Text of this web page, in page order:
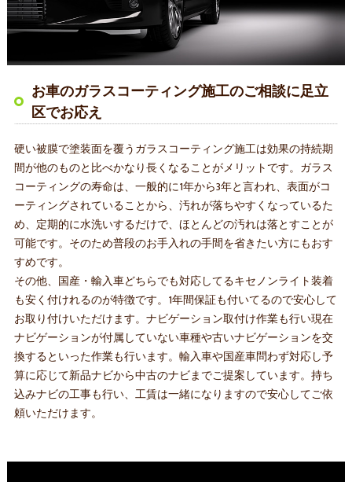
お車のガラスコーティング施工のご相談に足立
区でお応え
硬い被膜で塗装面を覆うガラスコーティング施工は効果の持続期
間が他のものと比べかなり長くなることがメリットです。ガラス
コーティングの寿命は、一般的に1年から3年と言われ、表面がコ
ーティングされていることから、汚れが落ちやすくなっているた
め、定期的に水洗いするだけで、ほとんどの汚れは落とすことが
可能です。そのため普段のお手入れの手間を省きたい方にもおす
すめです。
その他、国産・輸入車どちらでも対応してるキセノンライト装着
も安く付けれるのが特徴です。1年間保証も付いてるので安心して
お取り付けいただけます。ナビゲーション取付け作業も行い現在
ナビゲーションが付属していない車種や古いナビゲーションを交
換するといった作業も行います。輸入車や国産車問わず対応し予
算に応じて新品ナビから中古のナビまでご提案しています。持ち
込みナビの工事も行い、工賃は一緒になりますので安心してご依
頼いただけます。